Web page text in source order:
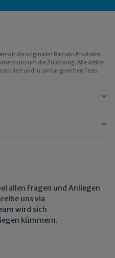
wir die originalen Ramair-Produkte
uns um die Zulassung. Alle Artikel
und in umfangreichen Tests
allen Fragen und Anliegen
uns via
wird sich
kümmern.